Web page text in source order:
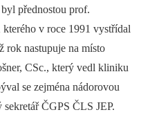
přednostou prof.
v roce 1991 vystřídal
rok nastupuje na místo
CSc., který vedl kliniku
se zejména nádorovou
ČGPS ČLS JEP.